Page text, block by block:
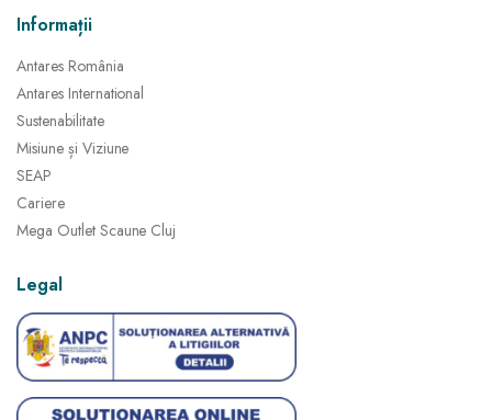
Informații
Antares România
Antares International
Sustenabilitate
Misiune și Viziune
SEAP
Cariere
Mega Outlet Scaune Cluj
Legal